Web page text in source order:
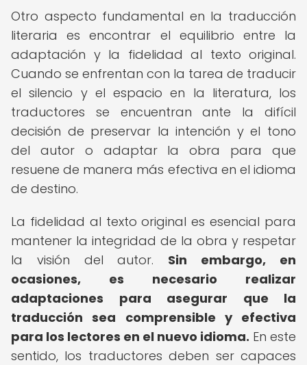
Otro aspecto fundamental en la traducción
literaria es encontrar el equilibrio entre la
adaptación y la fidelidad al texto original.
Cuando se enfrentan con la tarea de traducir
el silencio y el espacio en la literatura, los
traductores se encuentran ante la difícil
decisión de preservar la intención y el tono
del autor o adaptar la obra para que
resuene de manera más efectiva en el idioma
de destino.
La fidelidad al texto original es esencial para
mantener la integridad de la obra y respetar
la visión del autor. Sin embargo, en
ocasiones, es necesario realizar
adaptaciones para asegurar que la
traducción sea comprensible y efectiva
para los lectores en el nuevo idioma. En este
sentido, los traductores deben ser capaces